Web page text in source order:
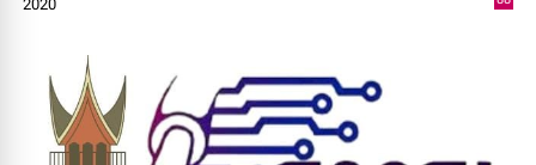
2020